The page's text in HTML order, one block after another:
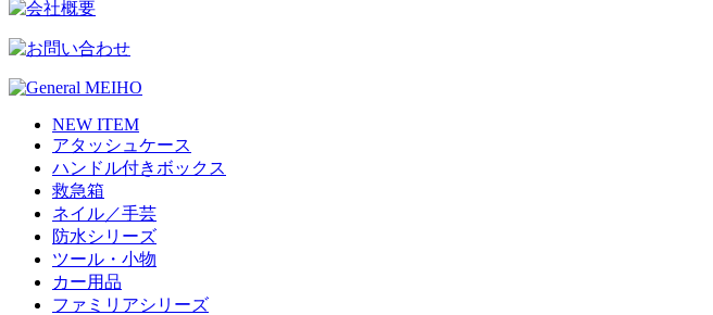
NEW ITEM
アタッシュケース
ハンドル付きボックス
救急箱
ネイル／手芸
防水シリーズ
ツール・小物
カー用品
ファミリアシリーズ